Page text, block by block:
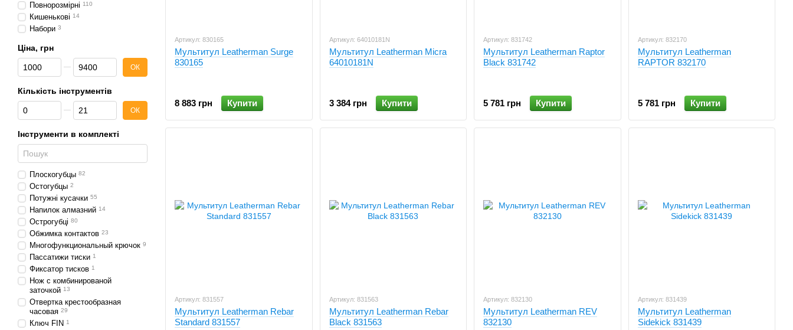
Артикул: 830165
Мультитул Leatherman Surge
830165
8 883 грн Купити
Артикул: 64010181N
Мультитул Leatherman Micra
64010181N
3 384 грн Купити
Артикул: 831742
Мультитул Leatherman Raptor
Black 831742
5 781 грн Купити
Артикул: 832170
Мультитул Leatherman
RAPTOR 832170
5 781 грн Купити
Артикул: 831557
Мультитул Leatherman Rebar
Standard 831557
Артикул: 831563
Мультитул Leatherman Rebar
Black 831563
Артикул: 832130
Мультитул Leatherman REV
832130
Артикул: 831439
Мультитул Leatherman
Sidekick 831439
Повнорозмірні 110
Кишенькові 14
Набори 3
Ціна, грн
Від Ціна, грн
До Ціна, грн ОК
Кількість інструментів
Від Кількість інструментів
До Кількість інструментів ОК
Інструменти в комплекті
Плоскогубцы 82
Остогубцы 2
Потужні кусачки 55
Напилок алмазний 14
Острогубці 80
Обжимка контактов 23
Многофункциональный крючок 9
Пассатижи тиски 1
Фиксатор тисков 1
Нож с комбинированой
заточкой 13
Отвертка крестообразная
часовая 29
Ключ FIN 1